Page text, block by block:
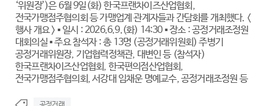
‘위원장’)은 6월 9일(화) 한국프랜차이즈산업협회,
전국가맹점주협의회 등 가맹업계 관계자들과 간담회를 개최했다. <
행사 개요 > ▪ 일시 : 2026.6.9.(화) 14:30 ▪ 장소 : 공정거래조정원
대회의실 ▪ 주요 참석자 : 총 13명 (공정거래위원회) 주병기
공정거래위원장, 기업협력정책관, 대변인 등 (참석자)
한국프랜차이즈산업협회, 한국편의점산업협회,
전국가맹점주협의회, 서강대 임채운 명예교수, 공정거래조정원 등